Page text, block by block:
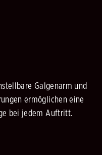
Galgenarm und
ermöglichen eine
bei jedem Auftritt.